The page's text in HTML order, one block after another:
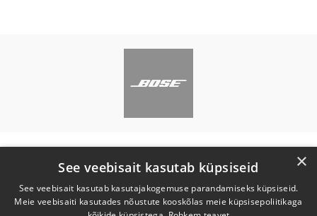
×
See veebisait kasutab küpsiseid
See veebisait kasutab kasutajakogemuse parandamiseks küpsiseid.
Meie veebisaiti kasutades nõustute kooskõlas meie küpsisepoliitikaga